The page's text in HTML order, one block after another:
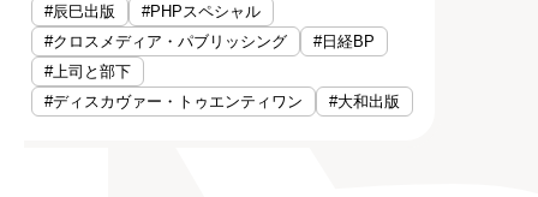
#辰巳出版
#PHPスペシャル
#クロスメディア・パブリッシング
#日経BP
#上司と部下
#ディスカヴァー・トゥエンティワン
#大和出版